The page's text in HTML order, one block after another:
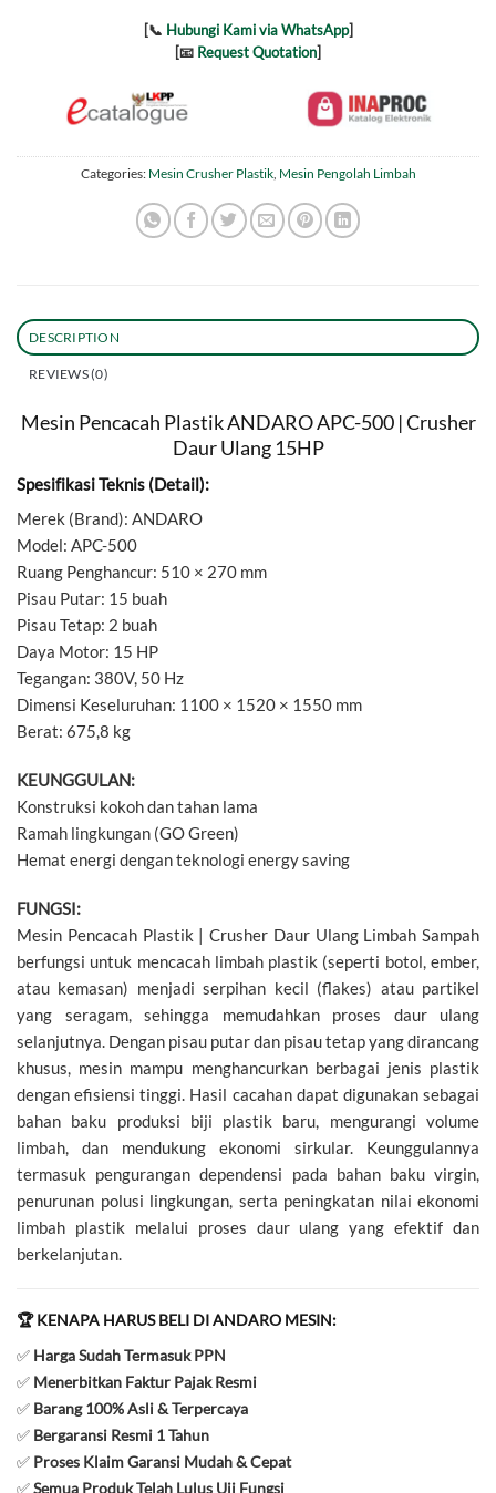
[📞 Hubungi Kami via WhatsApp]
[📧 Request Quotation]
Categories: Mesin Crusher Plastik, Mesin Pengolah Limbah
DESCRIPTION
REVIEWS (0)
Mesin Pencacah Plastik ANDARO APC-500 | Crusher
Daur Ulang 15HP
Spesifikasi Teknis (Detail):
Merek (Brand): ANDARO
Model: APC-500
Ruang Penghancur: 510 × 270 mm
Pisau Putar: 15 buah
Pisau Tetap: 2 buah
Daya Motor: 15 HP
Tegangan: 380V, 50 Hz
Dimensi Keseluruhan: 1100 × 1520 × 1550 mm
Berat: 675,8 kg
KEUNGGULAN:
Konstruksi kokoh dan tahan lama
Ramah lingkungan (GO Green)
Hemat energi dengan teknologi energy saving
FUNGSI:
Mesin Pencacah Plastik | Crusher Daur Ulang Limbah Sampah
berfungsi untuk mencacah limbah plastik (seperti botol, ember,
atau kemasan) menjadi serpihan kecil (flakes) atau partikel
yang seragam, sehingga memudahkan proses daur ulang
selanjutnya. Dengan pisau putar dan pisau tetap yang dirancang
khusus, mesin mampu menghancurkan berbagai jenis plastik
dengan efisiensi tinggi. Hasil cacahan dapat digunakan sebagai
bahan baku produksi biji plastik baru, mengurangi volume
limbah, dan mendukung ekonomi sirkular. Keunggulannya
termasuk pengurangan dependensi pada bahan baku virgin,
penurunan polusi lingkungan, serta peningkatan nilai ekonomi
limbah plastik melalui proses daur ulang yang efektif dan
berkelanjutan.
🏆 KENAPA HARUS BELI DI ANDARO MESIN:
✅ Harga Sudah Termasuk PPN
✅ Menerbitkan Faktur Pajak Resmi
✅ Barang 100% Asli & Terpercaya
✅ Bergaransi Resmi 1 Tahun
✅ Proses Klaim Garansi Mudah & Cepat
✅Semua Produk Telah Lulus Uji Fungsi